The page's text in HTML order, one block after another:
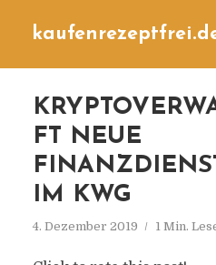
FT NEUE
IM KWG
4. Dezember 2019 1 Min.